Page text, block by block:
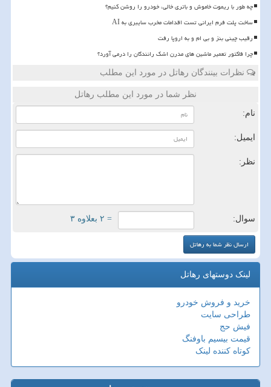
چه طور با ریموت خاموش و باتری خالی، خودرو را روشن کنیم؟
ساخت پلت فرم ایرانی تست اقدامات مخرب سایبری به AI
رقیب چینی بنز و بی ام و به اروپا رفت
چرا فاکتور تعمیر ماشین های مدرن اشک رانندگان را درمی آورد؟
نظرات بینندگان رهاتل در مورد این مطلب
نظر شما در مورد این مطلب رهاتل
نام:
ایمیل:
نظر:
سوال: = ۲ بعلاوه ۳
لینک دوستهای رهاتل
خرید و فروش خودرو
طراحی سایت
فیش حج
قیمت بیسیم باوفنگ
کوتاه کننده لینک